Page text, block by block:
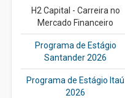
H2 Capital - Carreira no
Mercado Financeiro
Programa de Estágio
Santander 2026
Programa de Estágio Itaú
2026